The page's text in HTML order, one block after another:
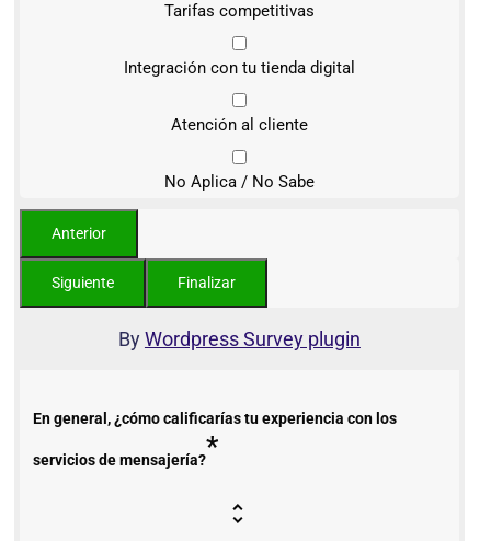
Tarifas competitivas
Integración con tu tienda digital
Atención al cliente
No Aplica / No Sabe
ByWordpress Survey plugin
En general, ¿cómo calificarías tu experiencia con los
servicios de mensajería?*